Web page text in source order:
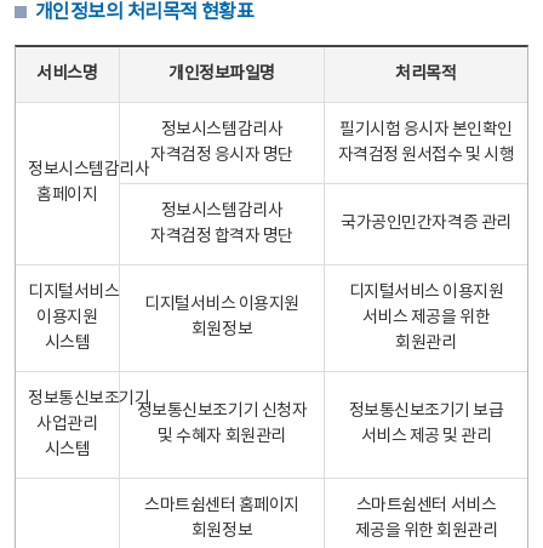
개인정보의 처리목적 현황표
서비스명 개인정보파일명 처리목적
정보시스템감리사
홈페이지
정보시스템감리사
자격검정 응시자 명단
필기시험 응시자 본인확인
자격검정 원서접수 및 시행
정보시스템감리사
자격검정 합격자 명단
국가공인민간자격증 관리
디지털서비스
이용지원
시스템
디지털서비스 이용지원
회원정보
디지털서비스 이용지원
서비스 제공을 위한
회원관리
정보통신보조기기
사업관리
시스템
정보통신보조기기 신청자
및 수혜자 회원관리
정보통신보조기기 보급
서비스 제공 및 관리
스마트쉼센터 홈페이지
회원정보
스마트쉼센터 서비스
제공을 위한 회원관리